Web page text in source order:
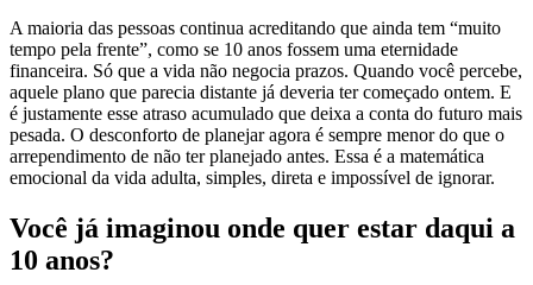
A maioria das pessoas continua acreditando que ainda tem “muito
tempo pela frente”, como se 10 anos fossem uma eternidade
financeira. Só que a vida não negocia prazos. Quando você percebe,
aquele plano que parecia distante já deveria ter começado ontem. E
é justamente esse atraso acumulado que deixa a conta do futuro mais
pesada. O desconforto de planejar agora é sempre menor do que o
arrependimento de não ter planejado antes. Essa é a matemática
emocional da vida adulta, simples, direta e impossível de ignorar.
Você já imaginou onde quer estar daqui a
10 anos?